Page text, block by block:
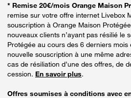
* Remise 20€/mois Orange Maison
remise sur votre offre internet Livebox
souscription à Orange Maison
nouveaux clients n’ayant pas résilié le
Protégée au cours des 6 derniers
nouvelle souscription à une même
cas de résiliation d’une des offres, de
cession. En savoir plus.
Offres soumises à conditions avec